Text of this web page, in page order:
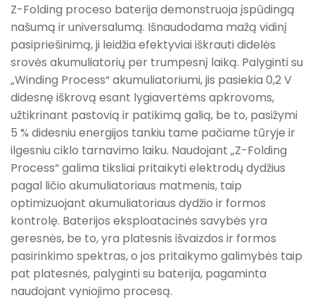
Z-Folding proceso baterija demonstruoja įspūdingą
našumą ir universalumą. Išnaudodama mažą vidinį
pasipriešinimą, ji leidžia efektyviai iškrauti didelės
srovės akumuliatorių per trumpesnį laiką. Palyginti su
„Winding Process“ akumuliatoriumi, jis pasiekia 0,2 V
didesnę iškrovą esant lygiavertėms apkrovoms,
užtikrinant pastovią ir patikimą galią, be to, pasižymi
5 % didesniu energijos tankiu tame pačiame tūryje ir
ilgesniu ciklo tarnavimo laiku. Naudojant „Z-Folding
Process“ galima tiksliai pritaikyti elektrodų dydžius
pagal ličio akumuliatoriaus matmenis, taip
optimizuojant akumuliatoriaus dydžio ir formos
kontrolę. Baterijos eksploatacinės savybės yra
geresnės, be to, yra platesnis išvaizdos ir formos
pasirinkimo spektras, o jos pritaikymo galimybės taip
pat platesnės, palyginti su baterija, pagaminta
naudojant vyniojimo procesą.